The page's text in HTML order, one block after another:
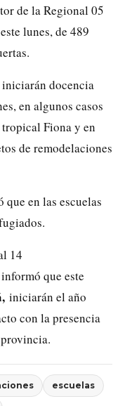
de la Regional 05
lunes, de 489
docencia
en algunos casos
Fiona y en
de remodelaciones
en las escuelas
14
que este
iniciarán el año
con la presencia
escuelas